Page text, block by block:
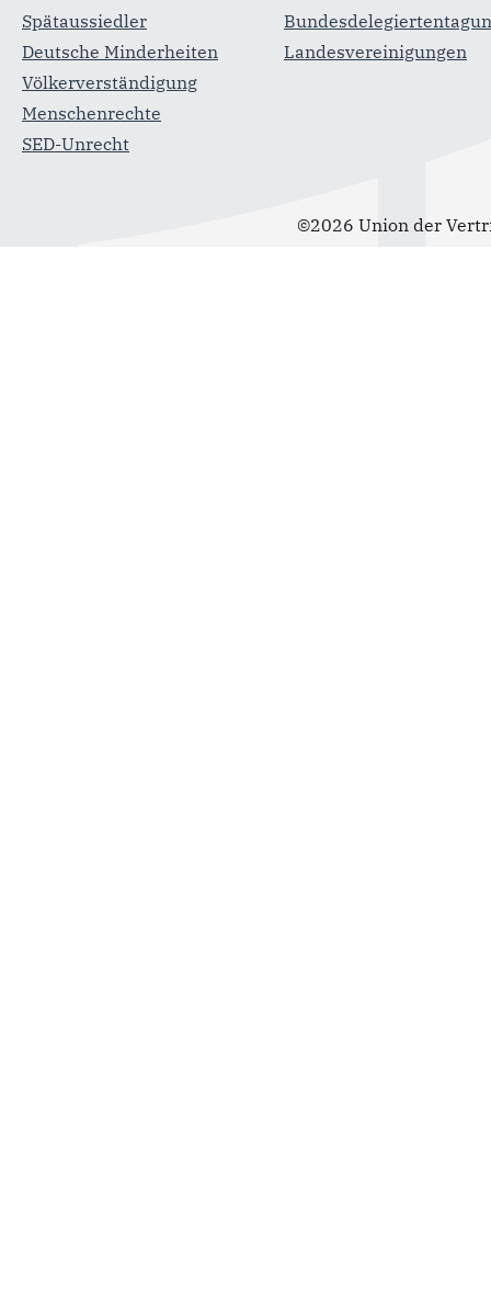
Spätaussiedler
Deutsche Minderheiten
Völkerverständigung
Menschenrechte
SED-Unrecht
Landesvereinigungen
©2026 Union der